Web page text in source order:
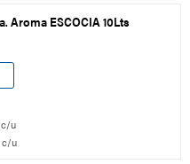
Aroma ESCOCIA 10Lts
c/u
c/u